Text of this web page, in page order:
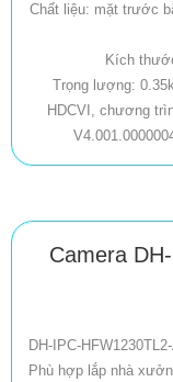
Chất liệu: mặt trước
Kích
Trọng lượng:
HDCVI, chương
Camera
DH-IPC-
Phù hợp lắp nhà